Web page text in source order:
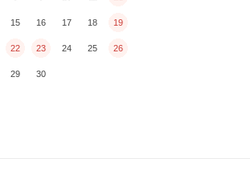
15 16 17 18 19
22 23 24 25 26
29 30